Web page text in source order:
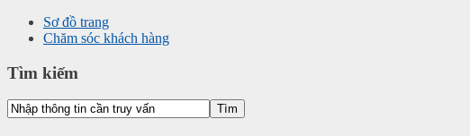
Sơ đồ trang
Chăm sóc khách hàng
Tìm kiếm